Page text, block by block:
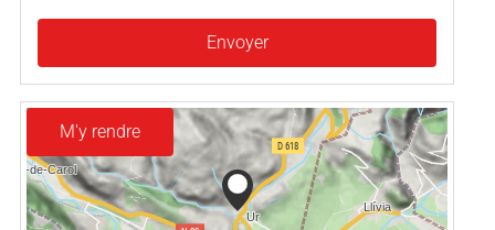
Envoyer
M'y rendre